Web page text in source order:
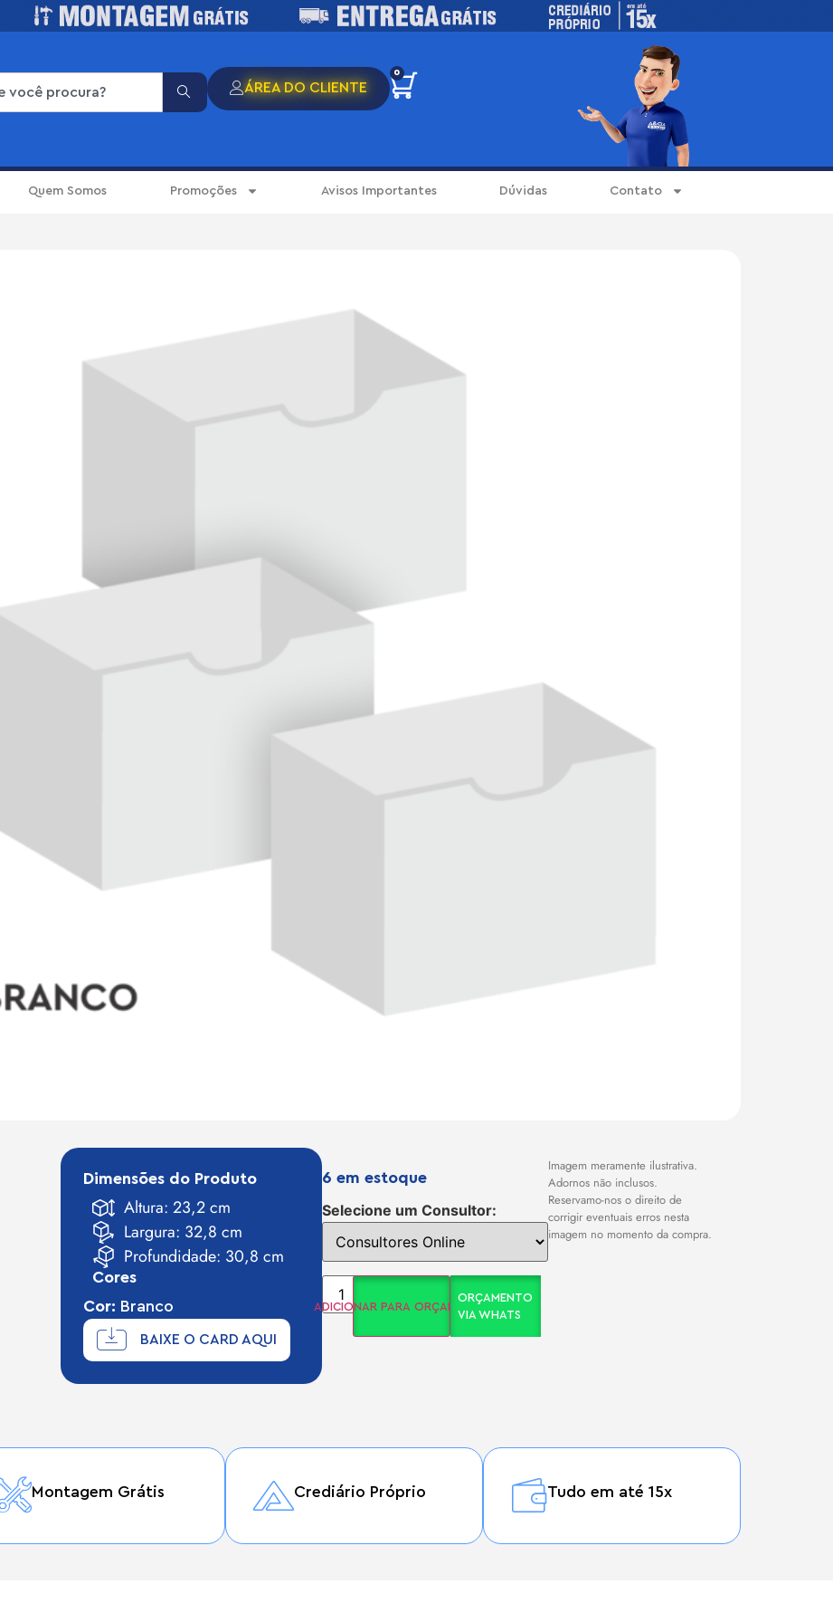
ÁREA DO CLIENTE
0
Quem Somos Promoções Avisos Importantes Dúvidas Contato
Dimensões do Produto
Altura: 23,2 cm
Largura: 32,8 cm
Profundidade: 30,8 cm
Cores
Cor: Branco
BAIXE O CARD AQUI
6 em estoque
Selecione um Consultor:
ADICIONAR PARA ORÇAMENTO
ORÇAMENTO
VIA WHATS
Imagem meramente ilustrativa.
Adornos não inclusos.
Reservamo-nos o direito de
corrigir eventuais erros nesta
imagem no momento da compra.
Montagem Grátis Crediário Próprio Tudo em até 15x